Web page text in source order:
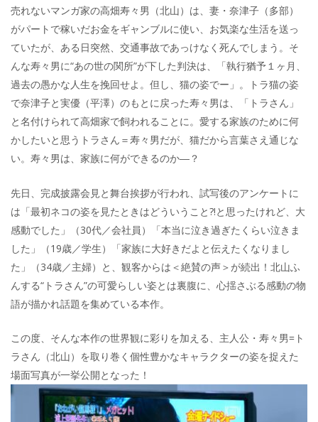
売れないマンガ家の高畑寿々男（北山）は、妻・奈津子（多部）
がパートで稼いだお金をギャンブルに使い、お気楽な生活を送っ
ていたが、ある日突然、交通事故であっけなく死んでしまう。そ
んな寿々男に“あの世の関所”が下した判決は、「執行猶予１ヶ月、
過去の愚かな人生を挽回せよ。但し、猫の姿でー」。トラ猫の姿
で奈津子と実優（平澤）のもとに戻った寿々男は、「トラさん」
と名付けられて高畑家で飼われることに。愛する家族のために何
かしたいと思うトラさん＝寿々男だが、猫だから言葉さえ通じな
い。寿々男は、家族に何ができるのか―？
先日、完成披露会見と舞台挨拶が行われ、試写後のアンケートに
は「最初ネコの姿を見たときはどういうこと?!と思ったけれど、大
感動でした」（30代／会社員）「本当に泣き過ぎたくらい泣きま
した」（19歳／学生）「家族に大好きだよと伝えたくなりまし
た」（34歳／主婦）と、観客からは＜絶賛の声＞が続出！北山ふ
んする“トラさん”の可愛らしい姿とは裏腹に、心揺さぶる感動の物
語が描かれ話題を集めている本作。
この度、そんな本作の世界観に彩りを加える、主人公・寿々男=ト
ラさん（北山）を取り巻く個性豊かなキャラクターの姿を捉えた
場面写真が一挙公開となった！